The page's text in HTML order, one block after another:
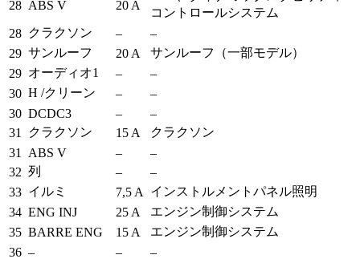
28 ABS V 20 A
コントロールシステム
28 クラクソン –
–
29 サンルーフ 20 A
サンルーフ（一部モデル）
29 オーディオ1 –
–
30 H /クリーン –
–
30 DCDC3 –
–
31
クラクソン 15 A
クラクソン
31
ABS V –
–
32 列 –
–
33 イルミ 7,5 A
インストルメントパネル照明
34 ENG INJ 25 A
エンジン制御システム
35 BARRE ENG 15 A
エンジン制御システム
36 – –
–